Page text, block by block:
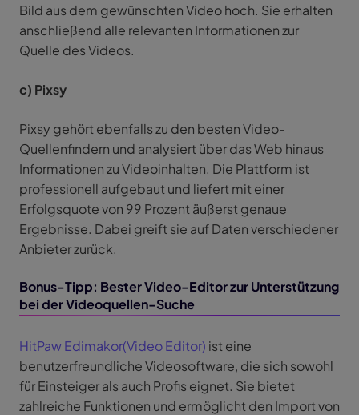
Bild aus dem gewünschten Video hoch. Sie erhalten
anschließend alle relevanten Informationen zur
Quelle des Videos.
c) Pixsy
Pixsy gehört ebenfalls zu den besten Video-
Quellenfindern und analysiert über das Web hinaus
Informationen zu Videoinhalten. Die Plattform ist
professionell aufgebaut und liefert mit einer
Erfolgsquote von 99 Prozent äußerst genaue
Ergebnisse. Dabei greift sie auf Daten verschiedener
Anbieter zurück.
Bonus-Tipp: Bester Video-Editor zur Unterstützung
bei der Videoquellen-Suche
HitPaw Edimakor(Video Editor) ist eine
benutzerfreundliche Videosoftware, die sich sowohl
für Einsteiger als auch Profis eignet. Sie bietet
zahlreiche Funktionen und ermöglicht den Import von